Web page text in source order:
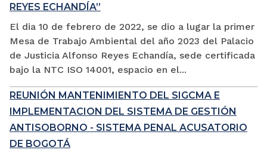
REYES ECHANDÍA”
El dia 10 de febrero de 2022, se dio a lugar la primer
Mesa de Trabajo Ambiental del año 2023 del Palacio
de Justicia Alfonso Reyes Echandía, sede certificada
bajo la NTC ISO 14001, espacio en el...
REUNIÓN MANTENIMIENTO DEL SIGCMA E
IMPLEMENTACION DEL SISTEMA DE GESTIÓN
ANTISOBORNO - SISTEMA PENAL ACUSATORIO
DE BOGOTÁ